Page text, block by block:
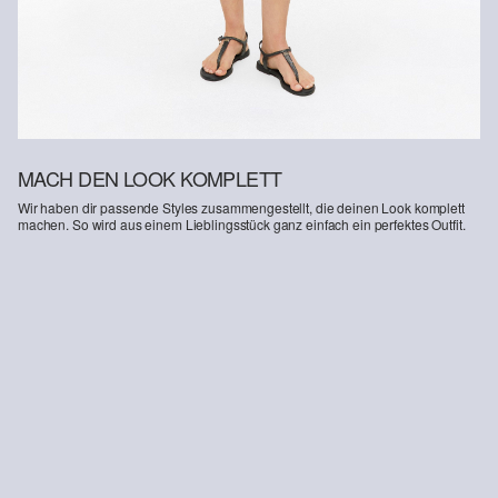
MACH DEN LOOK KOMPLETT
Wir haben dir passende Styles zusammengestellt, die deinen Look komplett
machen. So wird aus einem Lieblingsstück ganz einfach ein perfektes Outfit.